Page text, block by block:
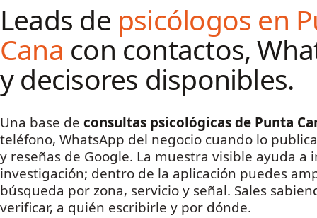
Leads de psicólogos en
Cana con contactos,
y decisores disponibles.
Una base de consultas psicológicas de Punta
teléfono, WhatsApp del negocio cuando lo
y reseñas de Google. La muestra visible ayuda a
investigación; dentro de la aplicación puedes
búsqueda por zona, servicio y señal. Sales
verificar, a quién escribirle y por dónde.